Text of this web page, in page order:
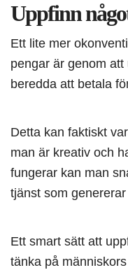
Uppfinn
Ett lite mer
pengar är genom
beredda att betala
Detta kan faktiskt
man är kreativ och
fungerar kan man
tjänst som
Ett smart sätt att
tänka på